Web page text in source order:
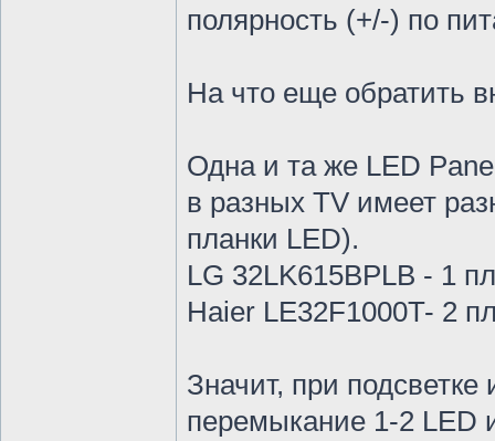
полярность (+/-) по
На что еще обратить
Одна и та же LED
в разных TV имеет
планки LED).
LG 32LK615BPLB - 1
Haier LE32F1000T- 2
Значит, при
перемыкание 1-2 LED